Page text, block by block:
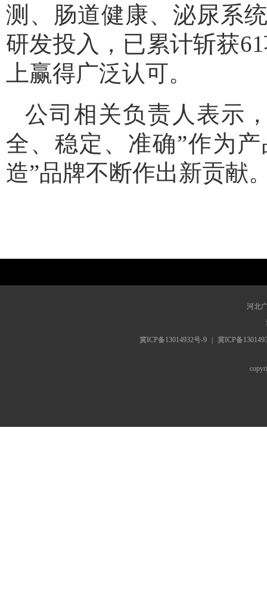
测 、肠道健康、泌尿系
研发投入，已累计斩获
上赢得广泛认可。
公司相关负责人表示
全、稳定、准确”作为
造”品牌不断作出新贡献
河北
冀ICP备13014932号-9
冀ICP备